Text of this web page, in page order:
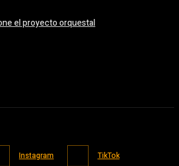
el proyecto orquestal
Instagram TikTok